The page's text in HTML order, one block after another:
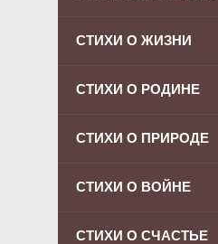
СТИХИ О ЖИЗНИ
СТИХИ О РОДИНЕ
СТИХИ О ПРИРОДЕ
СТИХИ О ВОЙНЕ
СТИХИ О СЧАСТЬЕ